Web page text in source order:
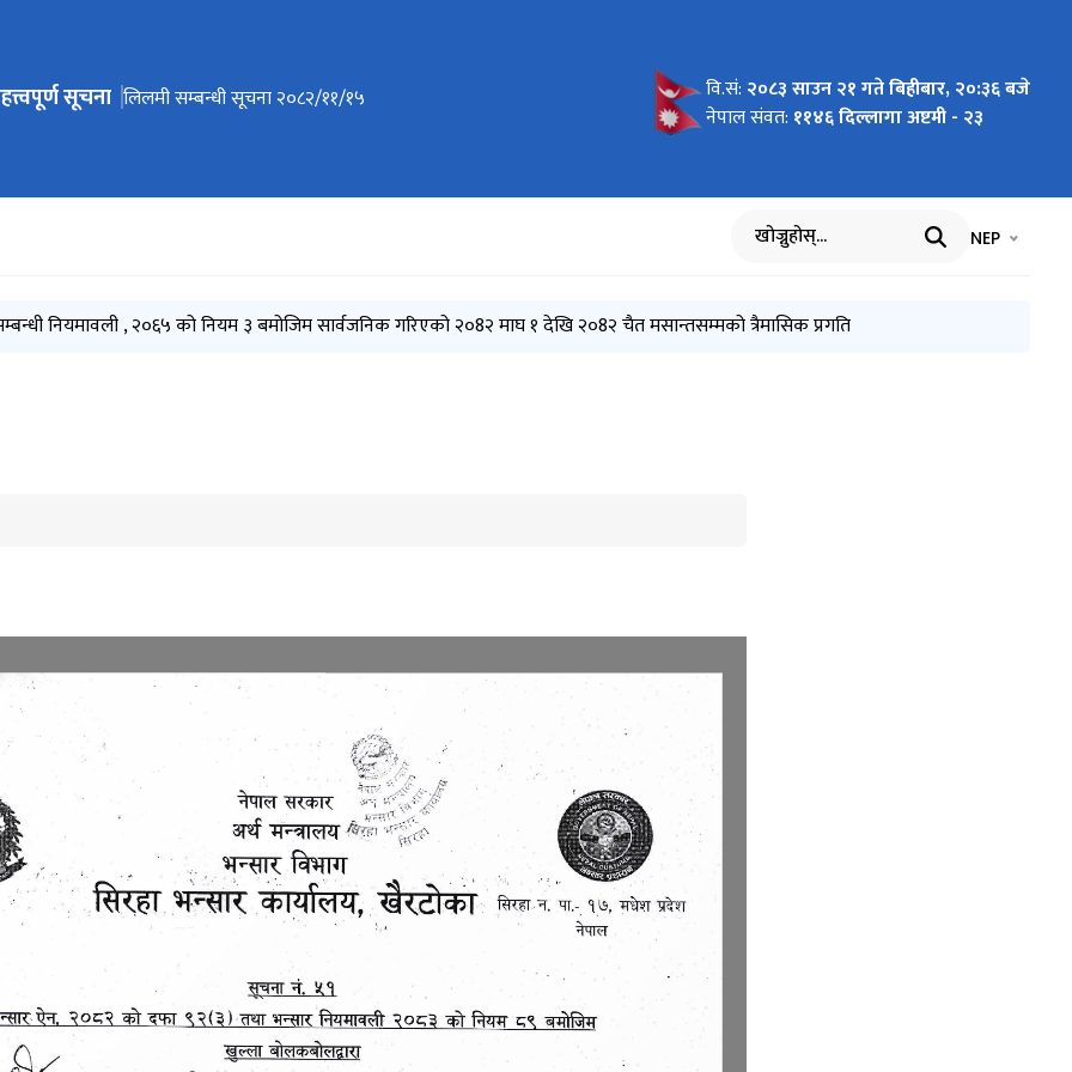
जानुहोस्
सूचना सवारी सधानको लिलाम सम्बन्धी १५ दिने सूचना २०८३।०३।१८
लिलमी सम्बन्धी सूचना २०८२/११/१५
लिलाम २०८२-१०-०८
हकदाबी सूचना २०८२-१०-०६ वि.सं: २०८३ साउन २१ गते बिहीबार, २०:३६ बजे
नेपाल संवत: ११४६ दिल्लागा अष्टमी - २३
खोज्नुहोस् भाषा चयन
NEP
नियमावली , २०६५ को नियम ३ बमोजिम सार्वजनिक गरिएको २०8२ माघ १ देखि २०8२ चैत मसान्तसम्मको त्रैमासिक प्रगति